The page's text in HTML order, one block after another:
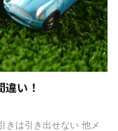
い！
きは引き出せない 他メ